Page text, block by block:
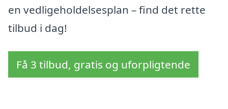
en vedligeholdelsesplan – find det rette
tilbud i dag!
Få 3 tilbud, gratis og uforpligtende